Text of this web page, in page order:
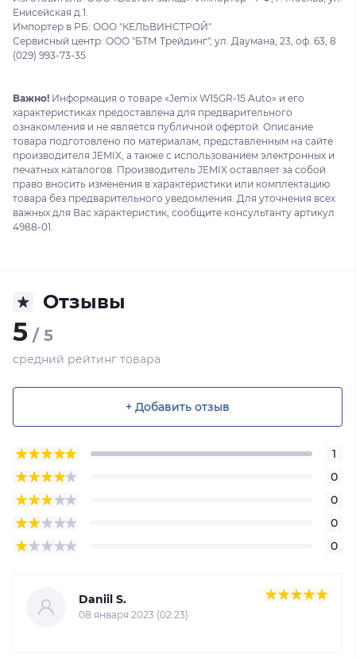
Енисейская д.1.
Импортер в РБ: ООО "КЕЛЬВИНСТРОЙ"
Сервисный центр: ООО "БТМ Трейдинг", ул. Даумана, 23, оф. 63, 8
(029) 993-73-35
Важно! Информация о товаре «Jemix W15GR-15 Auto» и его
характеристиках предоставлена для предварительного
ознакомления и не является публичной офертой. Описание
товара подготовлено по материалам, представленным на сайте
производителя JEMIX, а также с использованием электронных и
печатных каталогов. Производитель JEMIX оставляет за собой
право вносить изменения в характеристики или комплектацию
товара без предварительного уведомления. Для уточнения всех
важных для Вас характеристик, сообщите консультанту артикул
4988-01.
Отзывы
5 / 5
средний рейтинг товара
+ Добавить отзыв
1
0
0
0
0
Daniil S.
08 января 2023 (02:23)